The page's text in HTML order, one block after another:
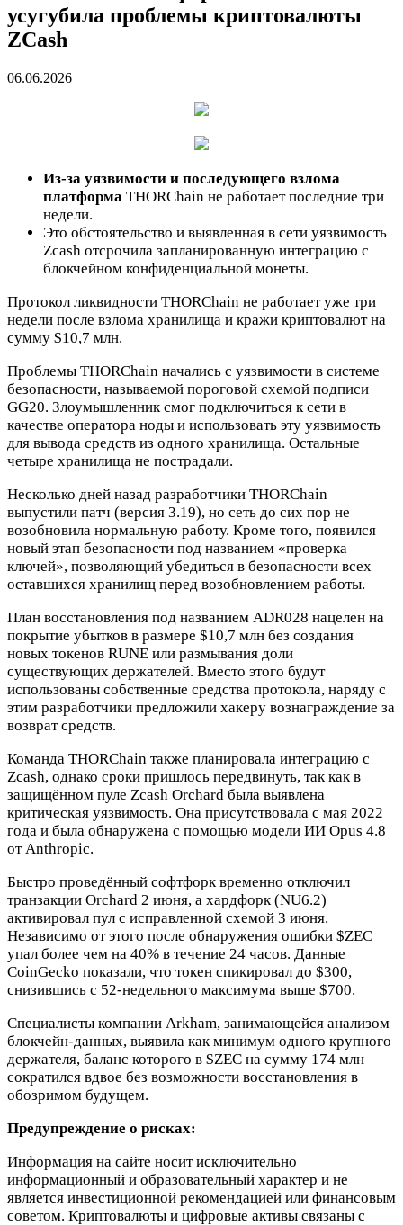
усугубила проблемы криптовалюты
ZCash
06.06.2026
Из-за уязвимости и последующего взлома
платформа THORChain не работает последние три
недели.
Это обстоятельство и выявленная в сети уязвимость
Zcash отсрочила запланированную интеграцию с
блокчейном конфиденциальной монеты.
Протокол ликвидности THORChain не работает уже три
недели после взлома хранилища и кражи криптовалют на
сумму $10,7 млн.
Проблемы THORChain начались с уязвимости в системе
безопасности, называемой пороговой схемой подписи
GG20. Злоумышленник смог подключиться к сети в
качестве оператора ноды и использовать эту уязвимость
для вывода средств из одного хранилища. Остальные
четыре хранилища не пострадали.
Несколько дней назад разработчики THORChain
выпустили патч (версия 3.19), но сеть до сих пор не
возобновила нормальную работу. Кроме того, появился
новый этап безопасности под названием «проверка
ключей», позволяющий убедиться в безопасности всех
оставшихся хранилищ перед возобновлением работы.
План восстановления под названием ADR028 нацелен на
покрытие убытков в размере $10,7 млн без создания
новых токенов RUNE или размывания доли
существующих держателей. Вместо этого будут
использованы собственные средства протокола, наряду с
этим разработчики предложили хакеру вознаграждение за
возврат средств.
Команда THORChain также планировала интеграцию с
Zcash, однако сроки пришлось передвинуть, так как в
защищённом пуле Zcash Orchard была выявлена
критическая уязвимость. Она присутствовала с мая 2022
года и была обнаружена с помощью модели ИИ Opus 4.8
от Anthropic.
Быстро проведённый софтфорк временно отключил
транзакции Orchard 2 июня, а хардфорк (NU6.2)
активировал пул с исправленной схемой 3 июня.
Независимо от этого после обнаружения ошибки $ZEC
упал более чем на 40% в течение 24 часов. Данные
CoinGecko показали, что токен спикировал до $300,
снизившись с 52-недельного максимума выше $700.
Специалисты компании Arkham, занимающейся анализом
блокчейн-данных, выявила как минимум одного крупного
держателя, баланс которого в $ZEC на сумму 174 млн
сократился вдвое без возможности восстановления в
обозримом будущем.
Предупреждение о рисках:
Информация на сайте носит исключительно
информационный и образовательный характер и не
является инвестиционной рекомендацией или финансовым
советом. Криптовалюты и цифровые активы связаны с